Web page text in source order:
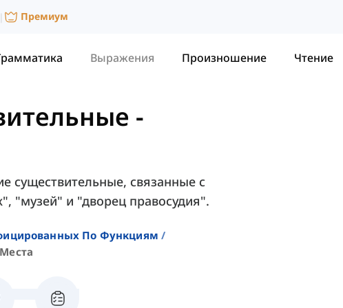
| Премиум
Выражения Произношение Чтение
-
существительные, связанные с
"музей" и "дворец правосудия".
По Функциям